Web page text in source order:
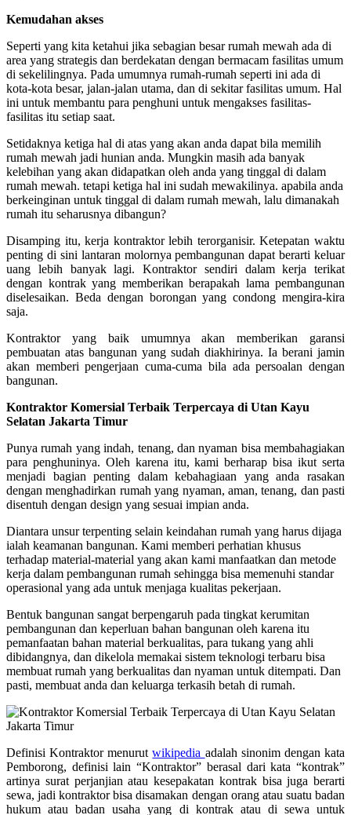
Kemudahan akses
Seperti yang kita ketahui jika sebagian besar rumah mewah ada di
area yang strategis dan berdekatan dengan bermacam fasilitas umum
di sekelilingnya. Pada umumnya rumah-rumah seperti ini ada di
kota-kota besar, jalan-jalan utama, dan di sekitar fasilitas umum. Hal
ini untuk membantu para penghuni untuk mengakses fasilitas-
fasilitas itu setiap saat.
Setidaknya ketiga hal di atas yang akan anda dapat bila memilih
rumah mewah jadi hunian anda. Mungkin masih ada banyak
kelebihan yang akan didapatkan oleh anda yang tinggal di dalam
rumah mewah. tetapi ketiga hal ini sudah mewakilinya. apabila anda
berkeinginan untuk tinggal di dalam rumah mewah, lalu dimanakah
rumah itu seharusnya dibangun?
Disamping itu, kerja kontraktor lebih terorganisir.Ketepatan waktu
penting di sini lantaran molornya pembangunan dapat berarti keluar
uang lebih banyak lagi. Kontraktor sendiri dalam kerja terikat
dengan kontrak yang memberikan berapakah lama pembangunan
diselesaikan. Beda dengan borongan yang condong mengira-kira
saja.
Kontraktor yang baik umumnya akan memberikan garansi
pembuatan atas bangunan yang sudah diakhirinya. Ia berani jamin
akan memberi pengerjaan cuma-cuma bila ada persoalan dengan
bangunan.
Kontraktor Komersial Terbaik Terpercaya di Utan Kayu
Selatan Jakarta Timur
Punya rumah yang indah, tenang, dan nyaman bisa membahagiakan
para penghuninya. Oleh karena itu, kami berharap bisa ikut serta
menjadi bagian penting dalam kebahagiaan yang anda rasakan
dengan menghadirkan rumah yang nyaman, aman, tenang, dan pasti
disentuh dengan design yang sesuai impian anda.
Diantara unsur terpenting selain keindahan rumah yang harus dijaga
ialah keamanan bangunan. Kami memberi perhatian khusus
terhadap material-material yang akan kami manfaatkan dan metode
kerja dalam pembangunan rumah sehingga bisa memenuhi standar
operasional yang ada untuk menjaga kualitas pekerjaan.
Bentuk bangunan sangat berpengaruh pada tingkat kerumitan
pembangunan dan keperluan bahan bangunan oleh karena itu
pemanfaatan bahan material berkualitas, para tukang yang ahli
dibidangnya, dan dikelola memakai sistem teknologi terbaru bisa
membuat rumah yang berkualitas dan nyaman untuk ditempati. Dan
pasti, membuat anda dan keluarga terkasih betah di rumah.
Definisi Kontraktor menurutwikipedia adalah sinonim dengan kata
Pemborong, definisi lain “Kontraktor” berasal dari kata “kontrak”
artinya surat perjanjian atau kesepakatan kontrak bisa juga berarti
sewa, jadi kontraktor bisa disamakan dengan orang atau suatu badan
hukum atau badan usaha yang di kontrak atau di sewa untuk